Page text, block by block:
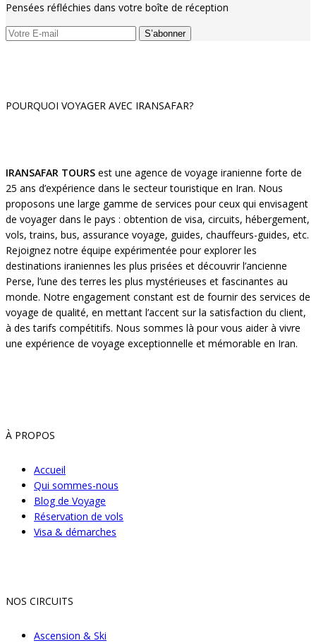
Pensées réfléchies dans votre boîte de réception
POURQUOI VOYAGER AVEC IRANSAFAR?
IRANSAFAR TOURS est une agence de voyage iranienne forte de
25 ans d’expérience dans le secteur touristique en Iran. Nous
proposons une large gamme de services pour ceux qui envisagent
de voyager dans le pays : obtention de visa, circuits, hébergement,
vols, trains, bus, assurance voyage, guides, chauffeurs-guides, etc.
Rejoignez notre équipe expérimentée pour explorer les
destinations iraniennes les plus prisées et découvrir l’ancienne
Perse, l’une des terres les plus mystérieuses et fascinantes au
monde. Notre engagement constant est de fournir des services de
voyage de qualité, en mettant l’accent sur la satisfaction du client,
à des tarifs compétitifs. Nous sommes là pour vous aider à vivre
une expérience de voyage exceptionnelle et mémorable en Iran.
À PROPOS
Accueil
Qui sommes-nous
Blog de Voyage
Réservation de vols
Visa & démarches
NOS CIRCUITS
Ascension & Ski